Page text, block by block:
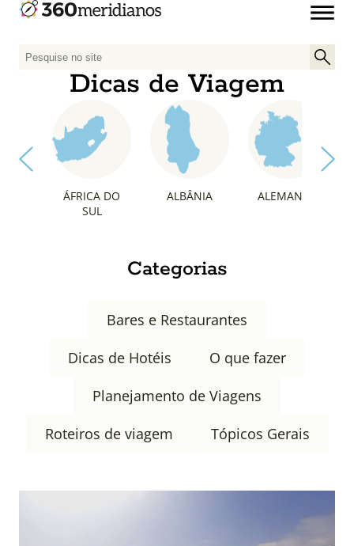
P
s
Dicas de Viagem
ÁFRICA DO
SUL
ALBÂNIA ALEMANHA
Categorias
Bares e Restaurantes
Dicas de Hotéis
O que fazer
Planejamento de Viagens
Roteiros de viagem
Tópicos Gerais